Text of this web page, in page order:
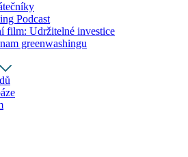
Podcast
film: Udržitelné investice
greenwashingu